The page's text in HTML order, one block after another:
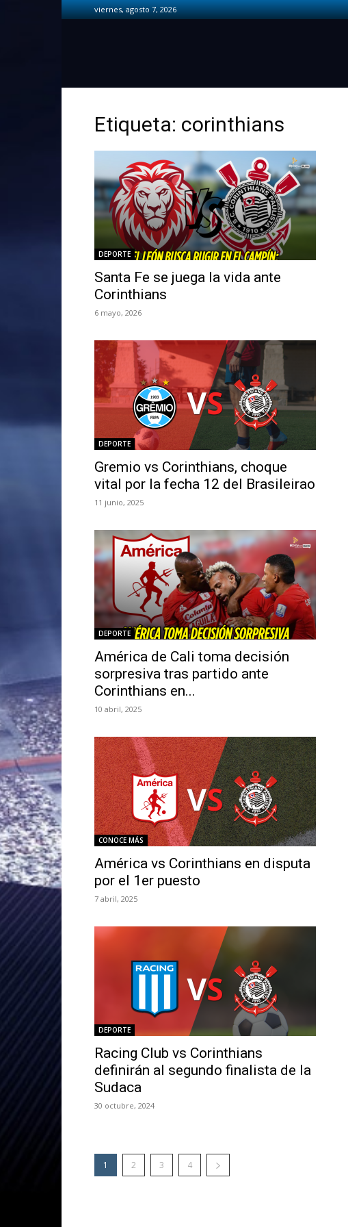
viernes, agosto 7, 2026
Etiqueta: corinthians
DEPORTE
Santa Fe se juega la vida ante
Corinthians
6 mayo, 2026
DEPORTE
Gremio vs Corinthians, choque
vital por la fecha 12 del Brasileirao
11 junio, 2025
DEPORTE
América de Cali toma decisión
sorpresiva tras partido ante
Corinthians en...
10 abril, 2025
CONOCE MÁS
América vs Corinthians en disputa
por el 1er puesto
7 abril, 2025
DEPORTE
Racing Club vs Corinthians
definirán al segundo finalista de la
Sudaca
30 octubre, 2024
1 2 3 4